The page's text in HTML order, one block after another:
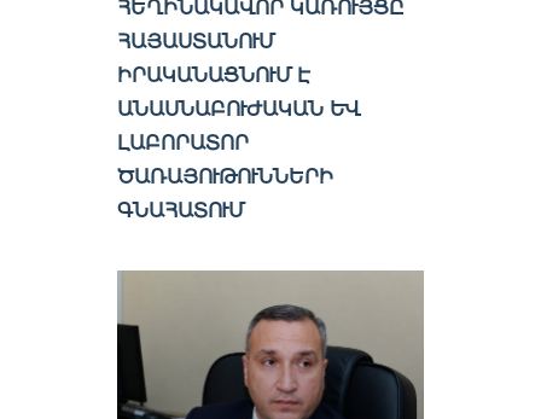
ՀԵՂԻՆԱԿԱՎՈՐ ԿԱՌՈՒՅՑԸ
ՀԱՅԱՍՏԱՆՈՒՄ
ԻՐԱԿԱՆԱՑՆՈՒՄ Է
ԱՆԱՍՆԱԲՈՒԺԱԿԱՆ ԵՎ
ԼԱԲՈՐԱՏՈՐ
ԾԱՌԱՅՈՒԹՈՒՆՆԵՐԻ
ԳՆԱՀԱՏՈՒՄ